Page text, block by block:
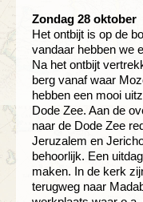
Zondag 28 oktober
Het ontbijt is op de
vandaar hebben we
Na het ontbijt
berg vanaf waar
hebben een mooi
Dode Zee. Aan de
naar de Dode Zee
Jeruzalem en
behoorlijk. Een
maken. In de kerk
terugweg naar